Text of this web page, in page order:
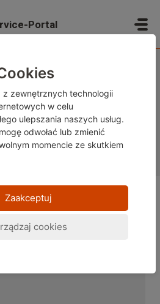
Portal
/ view the app
Gigaset
dostępna wyłącznie w
Możesz skorzystać z
z zewnętrznych technologii
w celu
ulepszania naszych usług.
odwołać lub zmienić
momencie ze skutkiem
Zaakceptuj
cookies